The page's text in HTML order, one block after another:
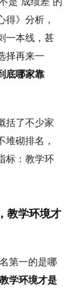
得》分析，
一本线，甚
择再来一
底哪家靠
括了不少家
堆砌排名，
标：教学环
教学环境才
第一的是哪
学环境才是